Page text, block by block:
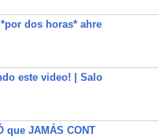
dos horas* ahre
este video! | Salo
que JAMÁS CONT